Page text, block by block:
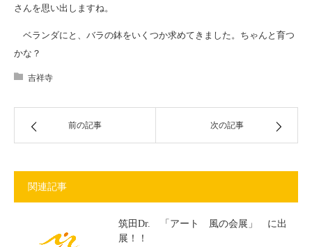
さんを思い出しますね。
ベランダにと、バラの鉢をいくつか求めてきました。ちゃんと育つ
かな？
吉祥寺
前の記事 次の記事
関連記事
筑田Dr. 「アート 風の会展」 に出
展！！